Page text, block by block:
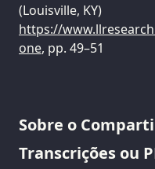
(Louisville, KY)
https://
one, pp. 49–51
Sobre o
Transcrições ou